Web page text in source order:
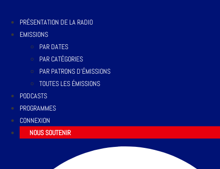
PRÉSENTATION DE LA RADIO
EMISSIONS
PAR DATES
PAR CATÉGORIES
PAR PATRONS D’ÉMISSIONS
TOUTES LES ÉMISSIONS
PODCASTS
PROGRAMMES
CONNEXION
NOUS SOUTENIR